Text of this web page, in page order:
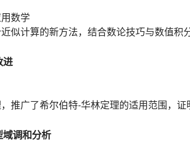
数学
似计算的新方法，结合数论技巧与数值
进
推广了希尔伯特-华林定理的适用范围，
调和分析